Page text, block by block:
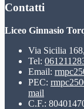
Contatti
Liceo Ginnasio
Via Sicilia
Tel:
Email:
PEC:
mail
C.F.: